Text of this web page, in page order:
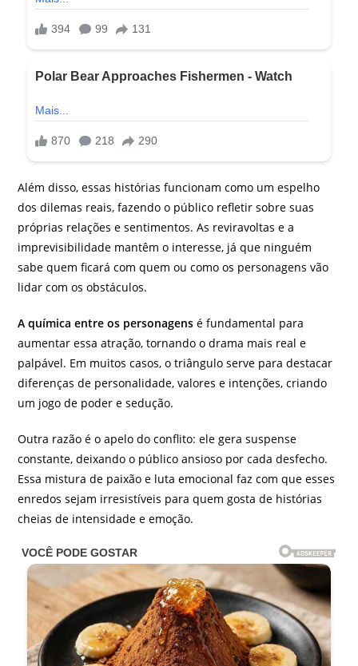
Além disso, essas histórias funcionam como um espelho
dos dilemas reais, fazendo o público refletir sobre suas
próprias relações e sentimentos. As reviravoltas e a
imprevisibilidade mantêm o interesse, já que ninguém
sabe quem ficará com quem ou como os personagens vão
lidar com os obstáculos.
A química entre os personagens é fundamental para
aumentar essa atração, tornando o drama mais real e
palpável. Em muitos casos, o triângulo serve para destacar
diferenças de personalidade, valores e intenções, criando
um jogo de poder e sedução.
Outra razão é o apelo do conflito: ele gera suspense
constante, deixando o público ansioso por cada desfecho.
Essa mistura de paixão e luta emocional faz com que esses
enredos sejam irresistíveis para quem gosta de histórias
cheias de intensidade e emoção.